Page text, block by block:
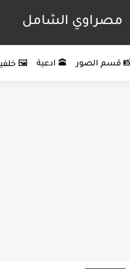
مصراوي الشامل
قسم الصور 🕋 ادعية 🖼️